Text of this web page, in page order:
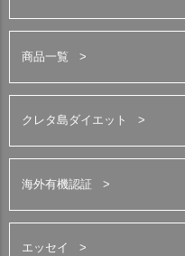
商品一覧
クレタ島ダイエット
海外有機認証
エッセイ